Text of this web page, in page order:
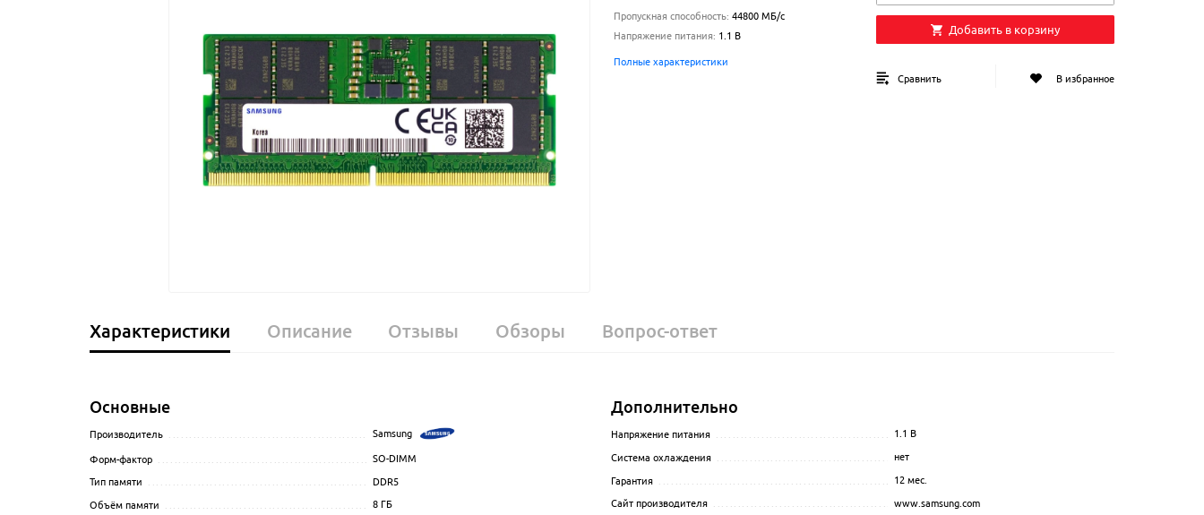
Пропускная способность: 44800 МБ/с
Напряжение питания: 1.1 В
Полные характеристики
Добавить в корзину
Сравнить В избранное
Характеристики Описание Отзывы Обзоры Вопрос-ответ
Основные
Производитель ........................................................................................................................................................................................................
Samsung
Форм-фактор ........................................................................................................................................................................................................
SO-DIMM
Тип памяти ........................................................................................................................................................................................................
DDR5
Объём памяти ........................................................................................................................................................................................................
8 ГБ
Дополнительно
Напряжение питания 1.1 В
Система охлаждения нет
Гарантия 12 мес.
Сайт производителя www.samsung.com